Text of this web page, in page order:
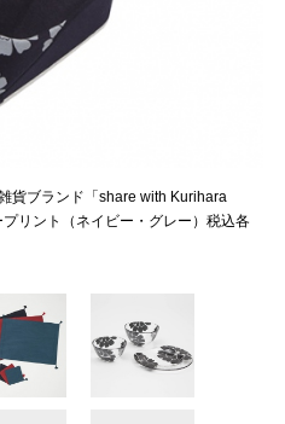
貨ブランド「share with Kurihara
リント（ネイビー・グレー）税込各